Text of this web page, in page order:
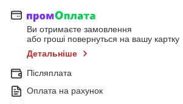
Ви отримаєте замовлення
або гроші повернуться на вашу картку
Детальніше
Післяплата
Оплата на рахунок